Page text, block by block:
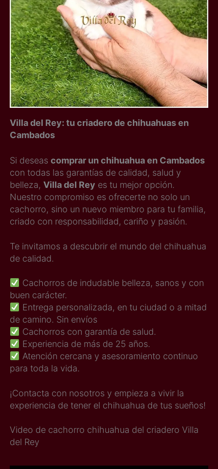
Villa del Rey: tu criadero de chihuahuas en
Cambados
Si deseas comprar un chihuahua en Cambados
con todas las garantías de calidad, salud y
belleza, Villa del Rey es tu mejor opción.
Nuestro compromiso es ofrecerte no solo un
cachorro, sino un nuevo miembro para tu familia,
criado con responsabilidad, cariño y pasión.
Te invitamos a descubrir el mundo del chihuahua
de calidad.
Cachorros de indudable belleza, sanos y con
buen carácter.
Entrega personalizada, en tu ciudad o a mitad
de camino. Sin envíos
Cachorros con garantía de salud.
Experiencia de más de 25 años.
Atención cercana y asesoramiento continuo
para toda la vida.
¡Contacta con nosotros y empieza a vivir la
experiencia de tener el chihuahua de tus sueños!
Video de cachorro chihuahua del criadero Villa
del Rey